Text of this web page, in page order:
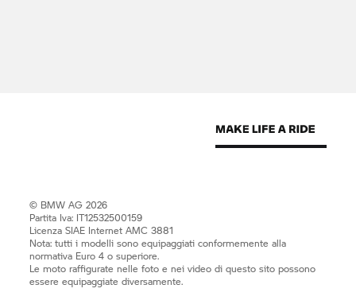
© BMW AG 2026
Partita Iva: IT12532500159
Licenza SIAE Internet AMC 3881
Nota: tutti i modelli sono equipaggiati conformemente alla
normativa Euro 4 o superiore.
Le moto raffigurate nelle foto e nei video di questo sito possono
essere equipaggiate diversamente.